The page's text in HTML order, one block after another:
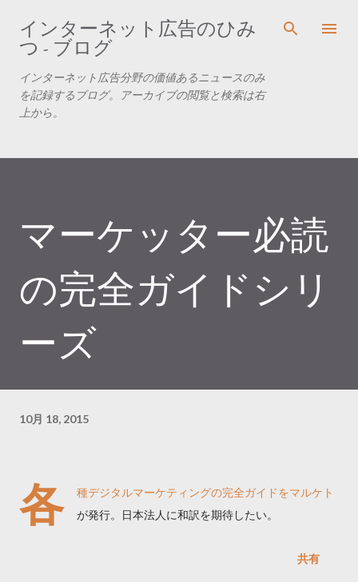
スキップしてメイン コンテンツに移動
インターネット広告のひみ
つ - ブログ
インターネット広告分野の価値あるニュースのみ
を記録するブログ。アーカイブの閲覧と検索は右
上から。
マーケッター必読
の完全ガイドシリ
ーズ
10月 18, 2015
各
種デジタルマーケティングの完全ガイドをマルケト
が発行。日本法人に和訳を期待したい。
共有